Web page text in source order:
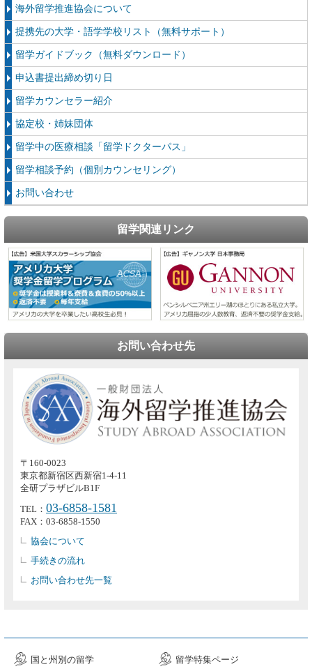
海外留学推進協会について
提携先の大学・語学学校リスト（無料サポート）
留学ガイドブック（無料ダウンロード）
申込書提出締め切り日
留学カウンセラー紹介
協定校・姉妹団体
留学中の医療相談「留学ドクターパス」
留学相談予約（個別カウンセリング）
お問い合わせ
留学関連リンク
お問い合わせ先
〒160-0023
東京都新宿区西新宿1-4-11
全研プラザビルB1F
TEL：03-6858-1581
FAX：03-6858-1550
協会について
手続きの流れ
お問い合わせ先一覧
国と州別の留学 留学特集ページ